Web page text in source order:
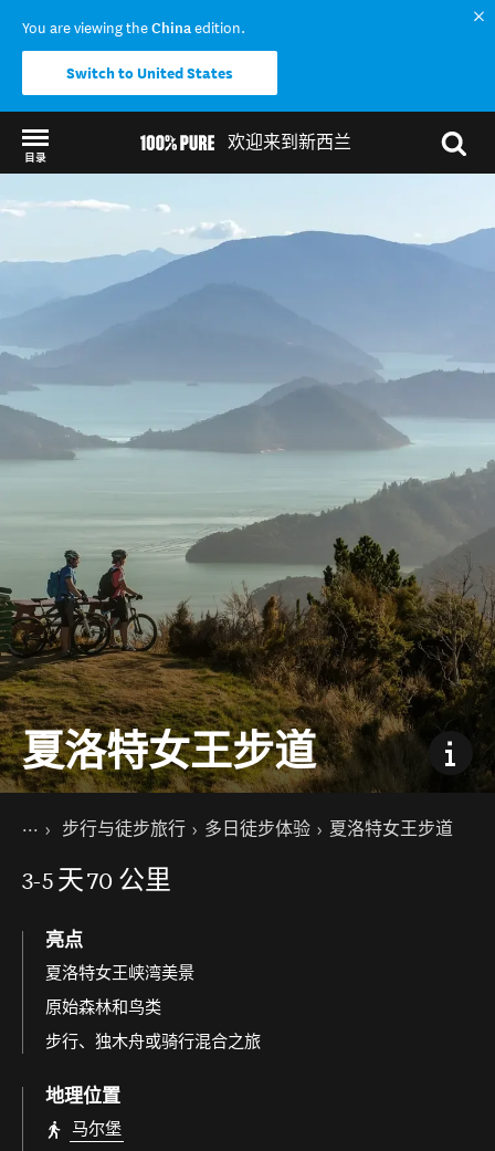
You are viewing theChinaedition.
Switch to United States
欢迎来到新西兰
目录
Back to my results
夏洛特女王步道
你的位置
主页步行与徒步旅行 多日徒步体验 夏洛特女王步道
3-5天70 公里
亮点
夏洛特女王峡湾美景
原始森林和鸟类
步行、独木舟或骑行混合之旅
地理位置
马尔堡